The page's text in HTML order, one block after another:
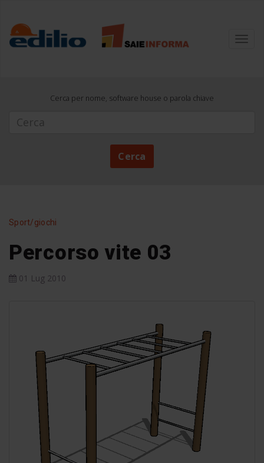
Cerca per nome, software house o parola chiave
Cerca
Sport/giochi
Percorso vite 03
01 Lug 2010